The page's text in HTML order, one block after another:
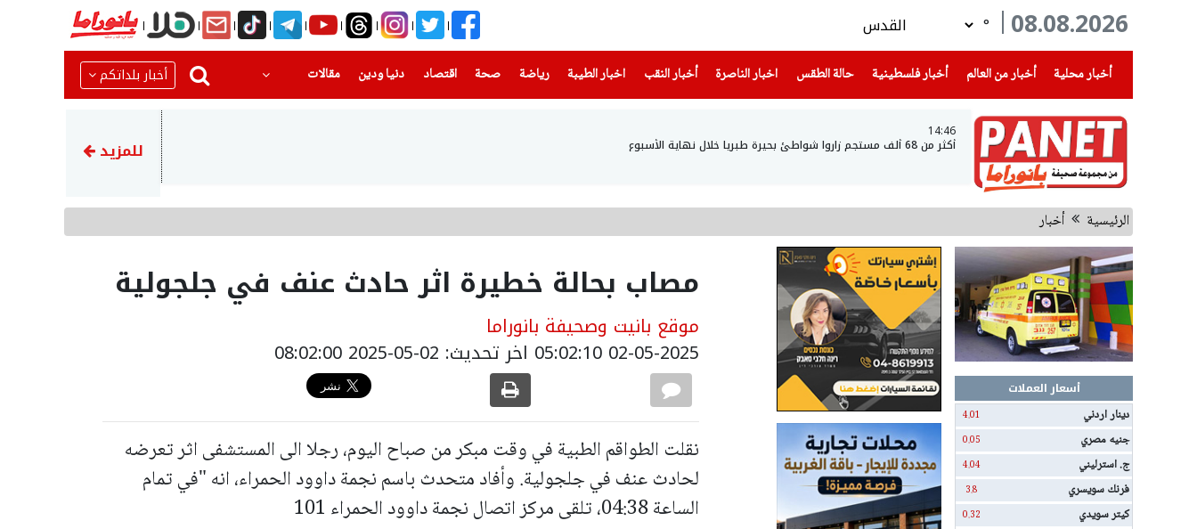
08.08.2026
°
أخبار محلية
(current) أخبار من العالم أخبار فلسطينية(current) حالة الطقس اخبار الناصرة
(current) أخبار النقب اخبار الطيبة(current) رياضة
(current) صحة(current) اقتصاد دنيا ودين
(current) مقالات أخبار بلداتكم
14:46
أكثر من 68 ألف مستجم زاروا شواطئ بحيرة طبريا خلال نهاية الأسبوع إصابة 3 أشخاص في حادث تصادم بين مركبتين على شارع 6 قرب مفرق عارة
للمزيد
الرئيسية أخبار
أسعار العملات
دينار اردني
4.01
جنيه مصري 0.05
ج. استرليني 4.04
فرنك سويسري 3.8
كيتر سويدي 0.32
مصاب بحالة خطيرة اثر حادث عنف في جلجولية
موقع بانيت وصحيفة بانوراما
02-05-2025 05:02:10 اخر تحديث: 02-05-2025 08:02:00
نقلت الطواقم الطبية في وقت مبكر من صباح اليوم، رجلا الى المستشفى اثر تعرضه
لحادث عنف في جلجولية. وأفاد متحدث باسم نجمة داوود الحمراء، انه "في تمام
الساعة 04:38، تلقى مركز اتصال نجمة داوود الحمراء 101